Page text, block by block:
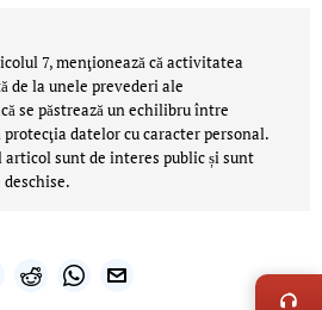
7, menţionează că activitatea
de la unele prevederi ale
se păstrează un echilibru între
datelor cu caracter personal.
sunt de interes public și sunt